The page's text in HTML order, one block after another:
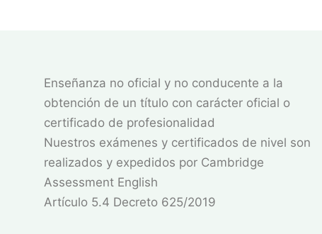
Enseñanza no oficial y no conducente a la
obtención de un título con carácter oficial o
certificado de profesionalidad
Nuestros exámenes y certificados de nivel son
realizados y expedidos por Cambridge
Assessment English
Artículo 5.4 Decreto 625/2019